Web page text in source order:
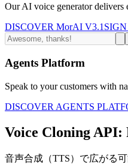
Our AI voice generator delivers
DISCOVER MorAI V3.1
Agents Platform
Speak to your customers with
DISCOVER AGENTS
Voice Cloning API:
音声合成（TTS）で広がる